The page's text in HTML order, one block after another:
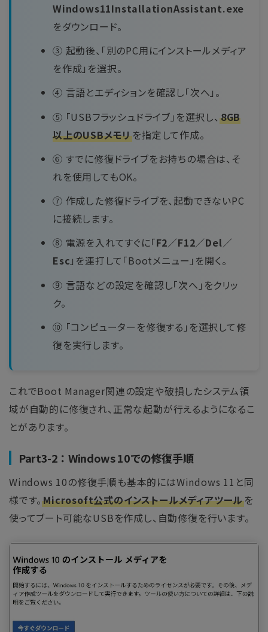
Windows11InstallationAssistant.exe
をダウンロード。
③ 起動後、「別のPC用にインストールメディア
を作成」を選択。
④ 言語とエディションを確認し「次へ」。
⑤ 「USBフラッシュドライブ」を選択し、 8GB
以上のUSBメモリを指定して作成。
⑥ すでに修復ドライブをお持ちの場合は、そ
れを使用してもOK。
⑦ 作成した修復ドライブを、起動できないPC
に接続します。
⑧ 電源を入れてすぐに「F2／F12／Del／
Esc 」を連打して「Bootメニュー」を開く。
⑨ 言語などの設定を確認し「次へ」をクリッ
ク。
⑩ 「コンピューターを修復する」を選択して修
復を実行します。
これでBoot Manager関連の設定や破損したシステム領
域が自動的に修復され、正常な起動が行えるようになるこ
とがあります。
Part3-2：Windows 10での修復手順
Windows 10の修復手順も基本的にはWindows 11と同
様です。Microsoft公式のインストールメディアツールを
使ってブート可能なUSBを作成し、自動修復を行います。